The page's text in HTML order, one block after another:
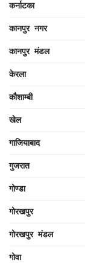
कर्नाटका
कानपुर नगर
कानपुर मंडल
केरला
कौशाम्बी
खेल
गाजियाबाद
गुजरात
गोण्डा
गोरखपुर
गोरखपुर मंडल
गोवा